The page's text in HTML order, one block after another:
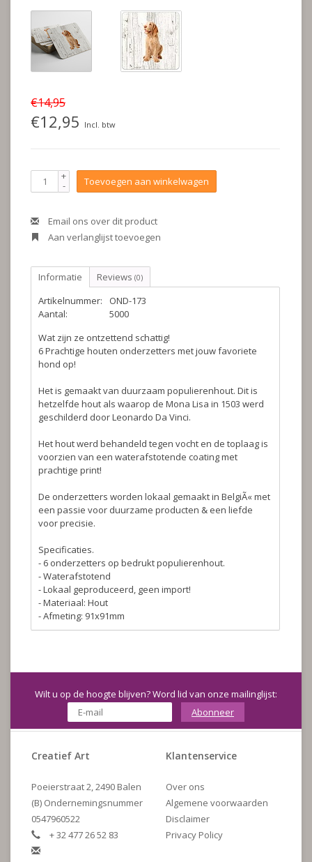
€14,95
€12,95 Incl. btw
+
- Toevoegen aan winkelwagen
Email ons over dit product
Aan verlanglijst toevoegen
Informatie Reviews (0)
Artikelnummer:
OND-173
Aantal:
5000
Wat zijn ze ontzettend schattig!
6 Prachtige houten onderzetters met jouw favoriete
hond op!
Het is gemaakt van duurzaam populierenhout. Dit is
hetzelfde hout als waarop de Mona Lisa in 1503 werd
geschilderd door Leonardo Da Vinci.
Het hout werd behandeld tegen vocht en de toplaag is
voorzien van een waterafstotende coating met
prachtige print!
De onderzetters worden lokaal gemaakt in BelgiÃ« met
een passie voor duurzame producten & een liefde
voor precisie.
Specificaties.
- 6 onderzetters op bedrukt populierenhout.
- Waterafstotend
- Lokaal geproduceerd, geen import!
- Materiaal: Hout
- Afmeting: 91x91mm
Wilt u op de hoogte blijven? Word lid van onze mailinglijst:
Abonneer
Creatief Art
Poeierstraat 2, 2490 Balen
(B) Ondernemingsnummer
0547960522
+ 32 477 26 52 83
Klantenservice
Over ons
Algemene voorwaarden
Disclaimer
Privacy Policy